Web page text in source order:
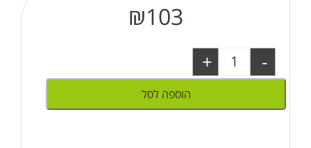
₪103
-
+
הוספה לסל